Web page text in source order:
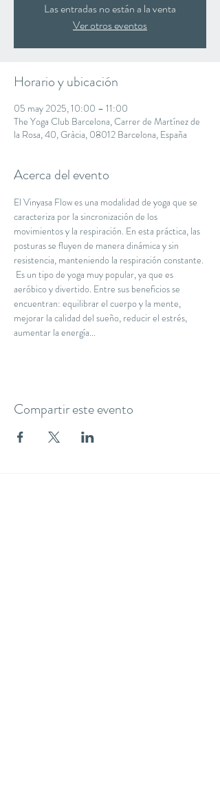
Las entradas no están a la venta
Ver otros eventos
Horario y ubicación
05 may 2025, 10:00 – 11:00
The Yoga Club Barcelona, Carrer de Martínez de
la Rosa, 40, Gràcia, 08012 Barcelona, España
Acerca del evento
El Vinyasa Flow es una modalidad de yoga que se
caracteriza por la sincronización de los
movimientos y la respiración. En esta práctica, las
posturas se fluyen de manera dinámica y sin
resistencia, manteniendo la respiración constante.
Es un tipo de yoga muy popular, ya que es
aeróbico y divertido. Entre sus beneficios se
encuentran: equilibrar el cuerpo y la mente,
mejorar la calidad del sueño, reducir el estrés,
aumentar la energía...
Compartir este evento